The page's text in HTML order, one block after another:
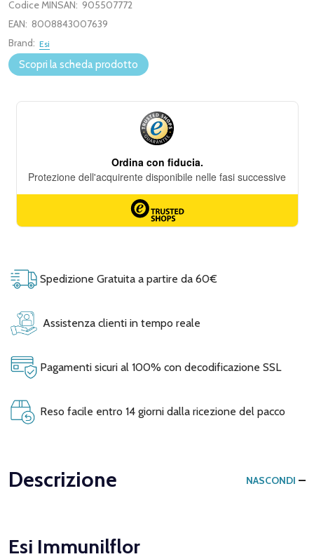
Codice MINSAN: 905507772
EAN: 8008843007639
Brand: Esi
Scopri la scheda prodotto
Spedizione Gratuita a partire da 60€
Assistenza clienti in tempo reale
Pagamenti sicuri al 100% con decodificazione SSL
Reso facile entro 14 giorni dalla ricezione del pacco
Descrizione NASCONDI
Esi Immunilflor